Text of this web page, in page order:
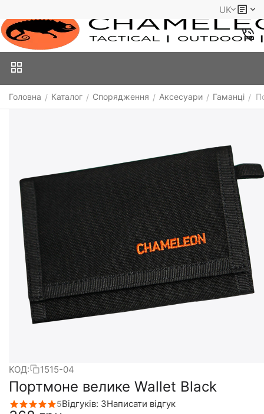
UK
Головна / Каталог / Спорядження / Аксесуари / Гаманці /
КОД: 1515-04
Портмоне велике Wallet Black
5Відгуків: 3Написати відгук